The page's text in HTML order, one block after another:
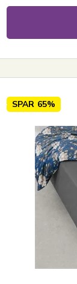
SPAR 65%